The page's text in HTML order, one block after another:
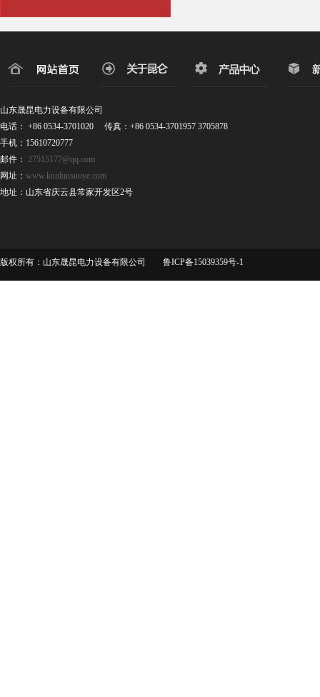
山东晟昆电力设备有限公司
电话： +86 0534-3701020 传真：+86 0534-3701957 3705878
手机：15610720777
邮件： 27515177@qq.com
网址： www.kunlunsuoye.com
地址：山东省庆云县常家开发区2号
版权所有：山东晟昆电力设备有限公司 鲁ICP备15039359号-1